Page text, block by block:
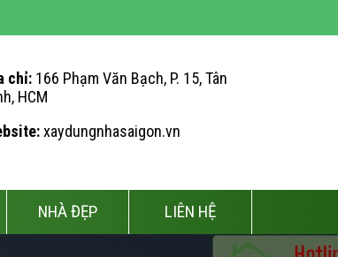
chỉ: 166 Phạm Văn Bạch, P. 15, Tân
HCM
xaydungnhasaigon.vn
NHÀ ĐẸP LIÊN HỆ